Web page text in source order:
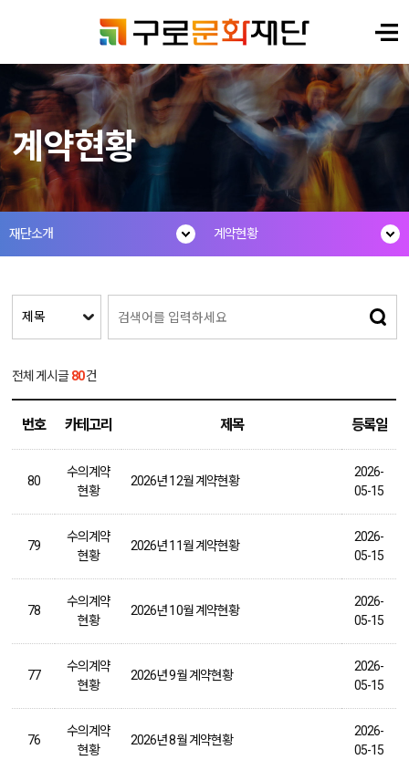
계약현황
재단소개 계약현황
전체 게시글80건
번호 카테고리 제목 등록일
80
수의계약
현황
2026년 12월 계약현황
2026-
05-15
79
수의계약
현황
2026년 11월 계약현황
2026-
05-15
78
수의계약
현황
2026년 10월 계약현황
2026-
05-15
77
수의계약
현황
2026년 9월 계약현황
2026-
05-15
76
수의계약
현황
2026년 8월 계약현황
2026-
05-15